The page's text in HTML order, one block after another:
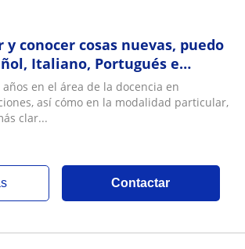
y conocer cosas nuevas, puedo
Italiano, Portugués e
en el área de la docencia en
así cómo en la modalidad particular,
clar...
Contactar